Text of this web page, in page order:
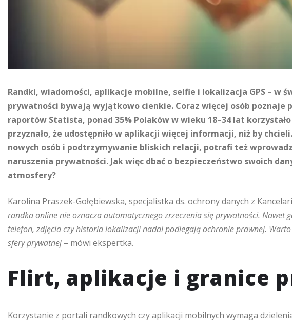
Randki, wiadomości, aplikacje mobilne, selfie i lokalizacja GPS – w
prywatności bywają wyjątkowo cienkie. Coraz więcej osób poznaje
raportów Statista, ponad 35% Polaków w wieku 18–34 lat
przyznało, że udostępniło w aplikacji więcej informacji, niż by
nowych osób i podtrzymywanie bliskich relacji, potrafi też
naruszenia prywatności. Jak więc dbać o bezpieczeństwo swoich
atmosfery?
Karolina Praszek-Gołębiewska, specjalistka ds. ochrony danych z
randka online nie oznacza automatycznego zrzeczenia się prywatności. Nawet
telefon, zdjęcia czy historia lokalizacji nadal podlegają ochronie prawnej.
sfery prywatnej – mówi ekspertka.
Flirt, aplikacje i granice
Korzystanie z portali randkowych czy aplikacji mobilnych wymaga